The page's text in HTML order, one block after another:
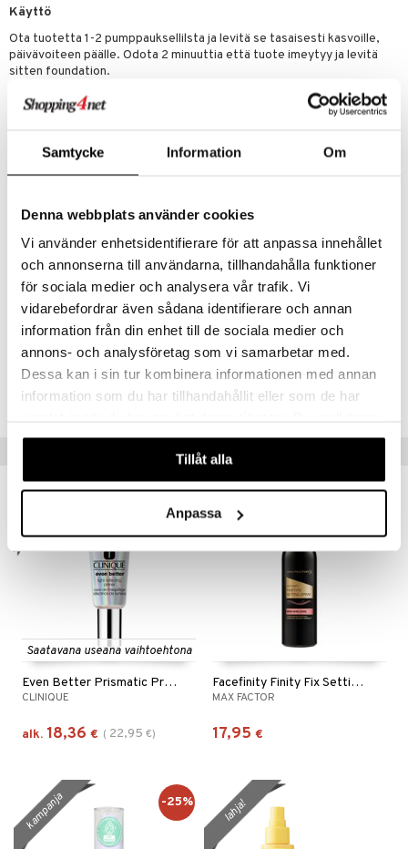
Samtycke Information Om
Denna webbplats använder cookies
Vi använder enhetsidentifierare för att anpassa innehållet
och annonserna till användarna, tillhandahålla funktioner
för sociala medier och analysera vår trafik. Vi
vidarebefordrar även sådana identifierare och annan
information från din enhet till de sociala medier och
annons- och analysföretag som vi samarbetar med.
Dessa kan i sin tur kombinera informationen med annan
information som du har tillhandahållit eller som de har
våra cookies vid fortsatt användande av vår webbplats.
Tillåt alla
Anpassa
Käyttö
Ota tuotetta 1-2 pumppauksellilsta ja levitä se tasaisesti kasvoille,
päivävoiteen päälle. Odota 2 minuuttia että tuote imeytyy ja levitä
sitten foundation.
Ainesosat
Polyacrylate Crosspolymer-6, Caprylyl Glycol, Ethylhexylglycerin,
Hexylene Glycol, Mica, Butylene Glycol, Camellia Sinensis Leaf
Myrtillus Leaf Extract, Cichorium Intybus Root Extract, Iodopropynyl
Butylcarbamate, Hydrolyzed Opuntia Ficus-Indica Flower Extract, t-
Butyl Alcohol, Aluminum Hydroxide, Citronellol, Ammonium
Polyacrylate, Benzyl Salicylate, Linalool, Sodium Benzoate,
Potassium Sorbate, Citric Acid, Hydroxycitronellal, Hexyl Cinnamal,
Geraniol, Oligopeptide-68, Tin Oxide, Hydrogenated Lecithin, Glycine
Soja Oil, Sodium Oleate, Disodium EDTA , CI 15985, CI 19140, CI
Tuotenumero
CWN09-WF-30-XX-XX
Suositut tuotteet
Saatavana useana vaihtoehtona
Even Better Prismatic Primer
CLINIQUE
alk. 18,36 € ( 22,95 €)
kampanja -20%
Facefinity Finity Fix Setting Spray
MAX FACTOR
17,95 €
kampanja -25% lahja!